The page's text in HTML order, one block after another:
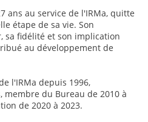
ans au service de l'IRMa, quitte
étape de sa vie. Son
sa fidélité et son implication
au développement de
l'IRMa depuis 1996,
du Bureau de 2010 à
de 2020 à 2023.